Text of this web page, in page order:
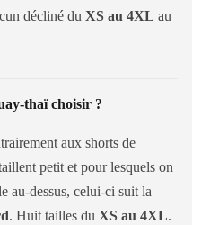
décliné du XS au 4XL au
thaï choisir ?
aux shorts de
petit et pour lesquels on
au-dessus, celui-ci suit la
. Huit tailles du XS au 4XL.